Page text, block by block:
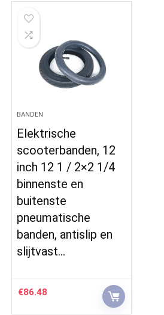
BANDEN
Elektrische
scooterbanden, 12
inch 12 1 / 2×2 1/4
binnenste en
buitenste
pneumatische
banden, antislip en
slijtvast…
€86.48